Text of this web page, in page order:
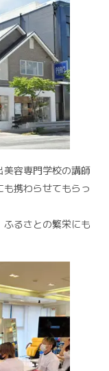
容専門学校の講師
携わらせてもらっ
るさとの繁栄にも